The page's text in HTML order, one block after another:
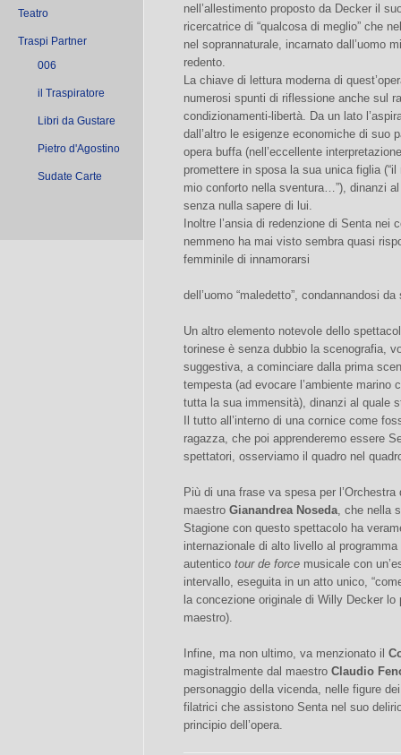
Teatro
Traspi Partner
006
il Traspiratore
Libri da Gustare
Pietro d'Agostino
Sudate Carte
nell’allestimento proposto da Decker il
ricercatrice di “qualcosa di meglio” che
nel soprannaturale, incarnato dall’uomo
redento.
La chiave di lettura moderna di
numerosi spunti di riflessione anche sul
condizionamenti-libertà. Da un lato
dall’altro le esigenze economiche di suo
opera buffa (nell’eccellente
promettere in sposa la sua unica figlia
mio conforto nella sventura…”), dinanzi
senza nulla sapere di lui.
Inoltre l’ansia di redenzione di Senta nei
nemmeno ha mai visto sembra quasi
femminile di innamorarsi
dell’uomo “maledetto”, condannandosi
Un altro elemento notevole dello
torinese è senza dubbio la scenografia,
suggestiva, a cominciare dalla prima
tempesta (ad evocare l’ambiente marino
tutta la sua immensità), dinanzi al quale
Il tutto all’interno di una cornice come
ragazza, che poi apprenderemo essere
spettatori, osserviamo il quadro nel
Più di una frase va spesa per
maestro Gianandrea Noseda, che nella
Stagione con questo spettacolo ha
internazionale di alto livello al
autentico tour de force musicale con
intervallo, eseguita in un atto unico,
la concezione originale di Willy Decker
maestro).
Infine, ma non ultimo, va menzionato il
magistralmente dal maestro Claudio
personaggio della vicenda, nelle figure
filatrici che assistono Senta nel suo
principio dell’opera.